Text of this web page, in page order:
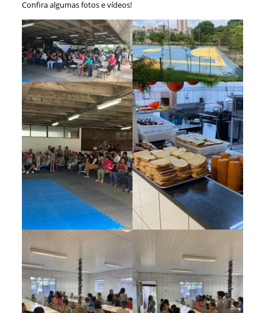
Confira algumas fotos e vídeos!